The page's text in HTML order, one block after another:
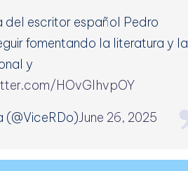
del escritor español Pedro
fomentando la literatura y la
y
HOvGIhvpOY
(@ViceRDo)June 26, 2025